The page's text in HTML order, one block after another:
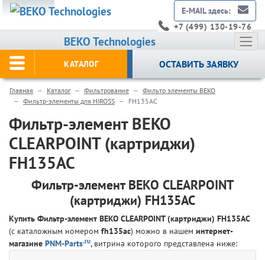
BEKO Technologies
E-MAIL здесь:
+7 (499) 130-19-76
КАТАЛОГ ОСТАВИТЬ ЗАЯВКУ
Главная Каталог Фильтрование
Фильтр элементы BEKO
Фильтр-элементы для HIROSS
FH135AC
Фильтр-элемент BEKO
CLEARPOINT (картриджи)
FH135AC
Фильтр-элемент BEKO CLEARPOINT
(картриджи) FH135AC
Купить Фильтр-элемент BEKO CLEARPOINT (картриджи) FH135AC
(с каталожным номером fh135ac) можно в нашем интернет-
магазине PNM-Parts.ru, витрина которого представлена ниже: